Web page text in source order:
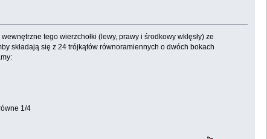
tego wierzchołki (lewy, prawy i środkowy wklęsły) ze
składają się z 24 trójkątów równoramiennych o dwóch bokach
1/4